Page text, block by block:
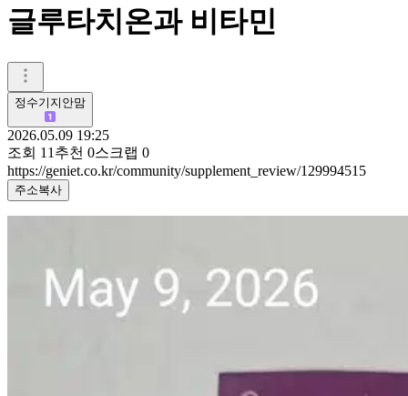
글루타치온과 비타민
정수기지안맘
2026.05.09 19:25
조회 11 추천 0스크랩 0
https://geniet.co.kr/community/supplement_review/129994515
주소복사